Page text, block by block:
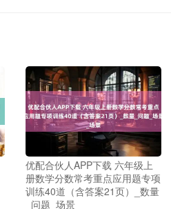
优配合伙人APP下载 六年级上
册数学分数常考重点应用题专项
训练40道（含答案21页）_数量
_问题_场景